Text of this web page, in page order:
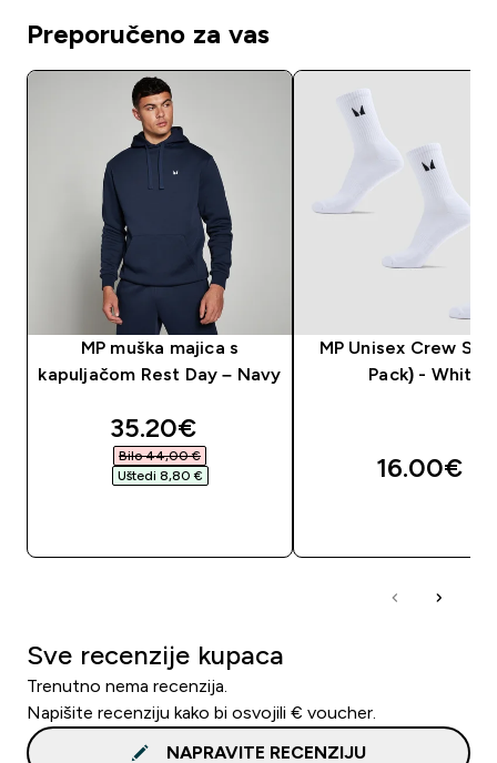
Preporučeno za vas
MP muška majica s
kapuljačom Rest Day – Navy
discounted price
35.20€‎
Bilo 44,00 €‎
Uštedi 8,80 €‎
MP Unisex Crew
Pack) - White
16.00€‎
Sve recenzije kupaca
Trenutno nema recenzija.
Napišite recenziju kako bi osvojili € voucher.
NAPRAVITE RECENZIJU